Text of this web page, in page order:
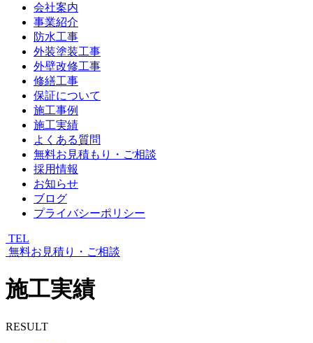
会社案内
事業紹介
防水工事
外装塗装工事
外壁改修工事
修繕工事
保証について
施工事例
施工実績
よくある質問
無料お見積もり・ご相談
採用情報
お知らせ
ブログ
プライバシーポリシー
TEL
無料お見積り・ご相談
施工実績
RESULT